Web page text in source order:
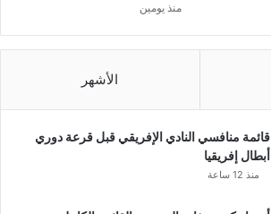
منذ يومين
الأشهر
قائمة منافسي النادي الإفريقي قبل قرعة دوري
أبطال إفريقيا
منذ 12 ساعة